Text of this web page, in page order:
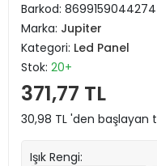
Barkod: 8699159044274
Marka: Jupiter
Kategori: Led Panel
Stok: 20+
371,77 TL
30,98 TL 'den başlayan
Işık Rengi: